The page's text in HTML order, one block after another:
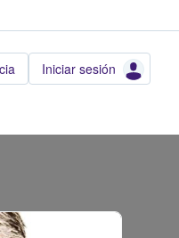
Iniciar sesión